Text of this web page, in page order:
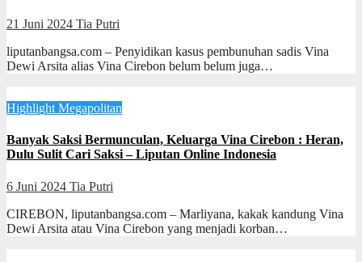
21 Juni 2024 Tia Putri
liputanbangsa.com – Penyidikan kasus pembunuhan sadis Vina
Dewi Arsita alias Vina Cirebon belum belum juga…
Highlight Megapolitan
Banyak Saksi Bermunculan, Keluarga Vina Cirebon : Heran,
Dulu Sulit Cari Saksi – Liputan Online Indonesia
6 Juni 2024 Tia Putri
CIREBON, liputanbangsa.com – Marliyana, kakak kandung Vina
Dewi Arsita atau Vina Cirebon yang menjadi korban…